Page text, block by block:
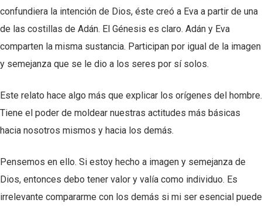
confundiera la intención de Dios, éste creó a Eva a partir de una
de las costillas de Adán. El Génesis es claro. Adán y Eva
comparten la misma sustancia. Participan por igual de la imagen
y semejanza que se le dio a los seres por sí solos.
Este relato hace algo más que explicar los orígenes del hombre.
Tiene el poder de moldear nuestras actitudes más básicas
hacia nosotros mismos y hacia los demás.
Pensemos en ello. Si estoy hecho a imagen y semejanza de
Dios, entonces debo tener valor y valía como individuo. Es
irrelevante compararme con los demás si mi ser esencial puede